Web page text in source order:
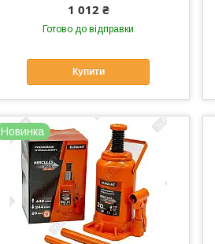
1 012 ₴
Готово до відправки
Купити
Новинка